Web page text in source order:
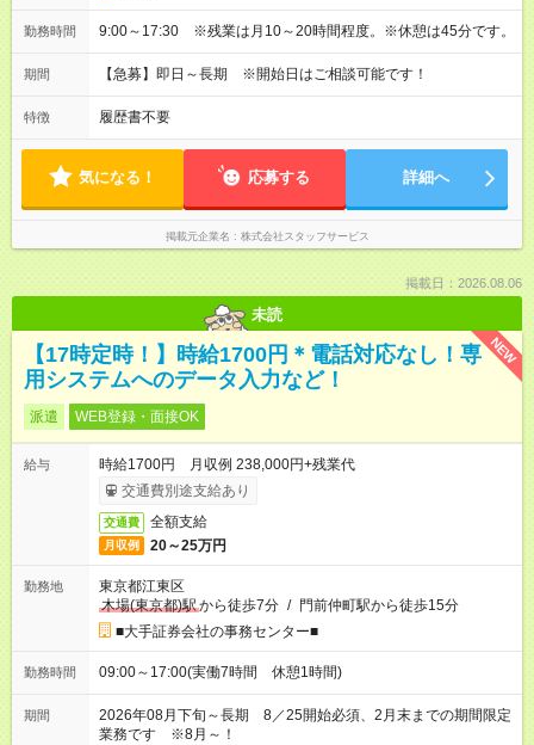
勤務時間 9:00～17:30 ※残業は月10～20時間程度。※休憩は45分です。
期間 【急募】即日～長期 ※開始日はご相談可能です！
特徴 履歴書不要
気になる！ 応募する 詳細へ
掲載元企業名 株式会社スタッフサービス
掲載日：2026.08.06
未読
NEW
【17時定時！】時給1700円＊電話対応なし！専
用システムへのデータ入力など！
派遣 WEB登録・面接OK
給与
時給1700円 月収例 238,000円+残業代
交通費別途支給あり
交通費 全額支給
月収例 20～25万円
勤務地
東京都江東区
木場(東京都)駅から徒歩7分 / 門前仲町駅から徒歩15分
■大手証券会社の事務センター■
勤務時間 09:00～17:00(実働7時間 休憩1時間)
期間
2026年08月下旬～長期 8／25開始必須、2月末までの期間限定
業務です ※8月～！